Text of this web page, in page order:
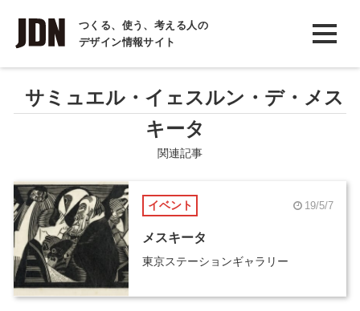
つくる、使う、考える人の
デザイン情報サイト
INTERVIEW
インタビュー
REPORT
レポート
サミュエル・イェスルン・デ・メス
キータ
関連記事
イベント 19/5/7
メスキータ
東京ステーションギャラリー